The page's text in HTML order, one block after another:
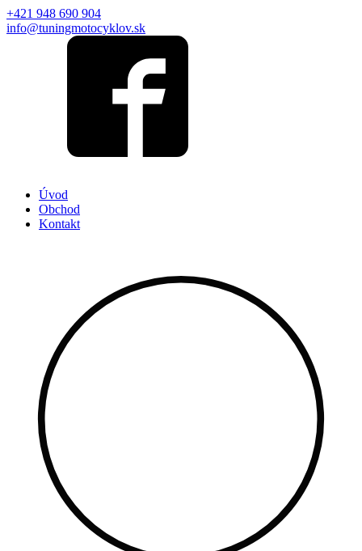
+421 948 690 904
info@tuningmotocyklov.sk
Úvod
Obchod
Kontakt